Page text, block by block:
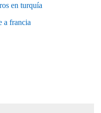
en turquía
a francia